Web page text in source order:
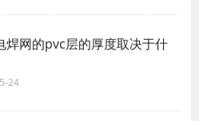
焊网的pvc层的厚度取决于什
24